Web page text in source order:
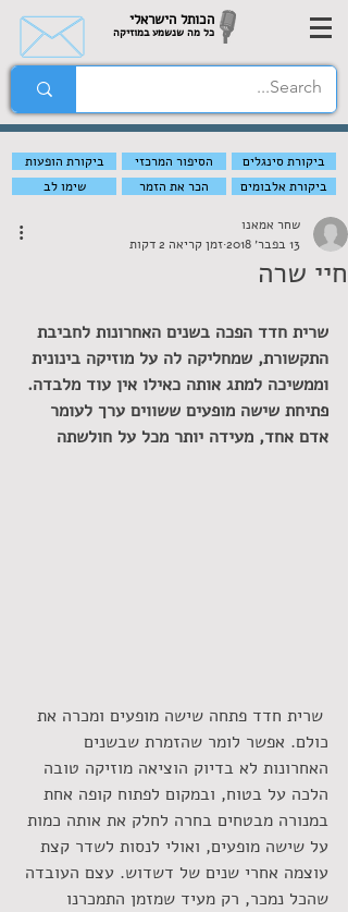
הכותל הישראלי
כל מה שנשמע במוזיקה
ביקורת הופעות הסיפור המרכזי
ביקורת סינגלים
שימו לב
הכר את הזמר ביקורת אלבומים
חיי שרה
שחר אמאנו
13 בפבר׳ 2018
זמן קריאה 2 דקות
שרית חדד הפכה בשנים האחרונות לחביבת
התקשורת, שמחליקה לה על מוזיקה בינונית
וממשיכה למתג אותה כאילו אין עוד מלבדה.
פתיחת שישה מופעים ששווים ערך לעומר
אדם אחד, מעידה יותר מכל על חולשתה
שרית חדד פתחה שישה מופעים ומכרה את
כולם. אפשר לומר שהזמרת שבשנים
האחרונות לא בדיוק הוציאה מוזיקה טובה
הלכה על בטוח, ובמקום לפתוח קופה אחת
במנורה מבטחים בחרה לחלק את אותה כמות
על שישה מופעים, ואולי לנסות לשדר קצת
עוצמה אחרי שנים של דשדוש. עצם העובדה
שהכל נמכר, רק מעיד שמזמן התמכרנו